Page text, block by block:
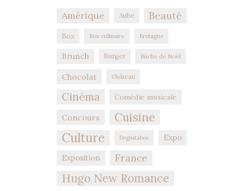
Amérique Aube Beauté
Box Box culinaire Bretagne
Brunch Burger Bûche de Noël
Chocolat Château
Cinéma Comédie musicale
Concours Cuisine
Culture Degustabox Expo
Exposition France
Hugo New Romance